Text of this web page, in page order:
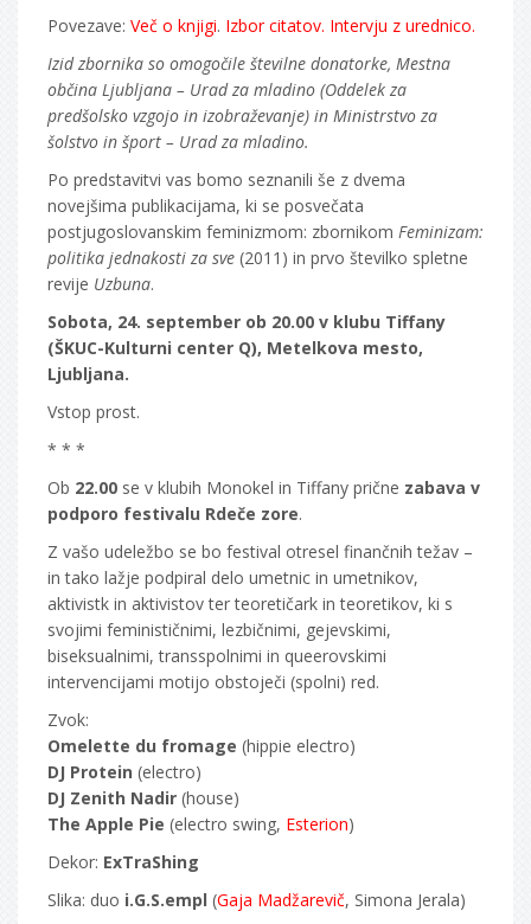
Povezave: Več o knjigi. Izbor citatov. Intervju z urednico.
Izid zbornika so omogočile številne donatorke, Mestna
občina Ljubljana – Urad za mladino (Oddelek za
predšolsko vzgojo in izobraževanje) in Ministrstvo za
šolstvo in šport – Urad za mladino.
Po predstavitvi vas bomo seznanili še z dvema
novejšima publikacijama, ki se posvečata
postjugoslovanskim feminizmom: zbornikom Feminizam:
politika jednakosti za sve (2011) in prvo številko spletne
revije Uzbuna.
Sobota, 24. september ob 20.00 v klubu Tiffany
(ŠKUC-Kulturni center Q), Metelkova mesto,
Ljubljana.
Vstop prost.
* * *
Ob 22.00 se v klubih Monokel in Tiffany prične zabava v
podporo festivalu Rdeče zore.
Z vašo udeležbo se bo festival otresel finančnih težav –
in tako lažje podpiral delo umetnic in umetnikov,
aktivistk in aktivistov ter teoretičark in teoretikov, ki s
svojimi feminističnimi, lezbičnimi, gejevskimi,
biseksualnimi, transspolnimi in queerovskimi
intervencijami motijo obstoječi (spolni) red.
Zvok:
Omelette du fromage (hippie electro)
DJ Protein (electro)
DJ Zenith Nadir (house)
The Apple Pie (electro swing, Esterion)
Dekor: ExTraShing
Slika: duo i.G.S.empl (Gaja Madžarevič, Simona Jerala)